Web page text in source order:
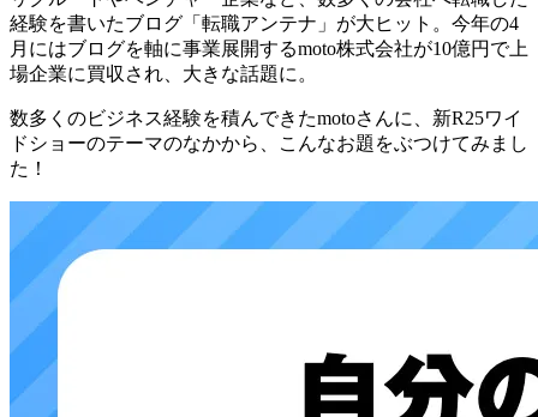
経験を書いたブログ「転職アンテナ」が大ヒット。今年の4
月にはブログを軸に事業展開するmoto株式会社が10億円で上
場企業に買収 され、大きな話題に。
数多くのビジネス経験を積んできたmotoさんに、新R25ワイ
ドショーのテーマのなかから、こんなお題をぶつけてみまし
た！